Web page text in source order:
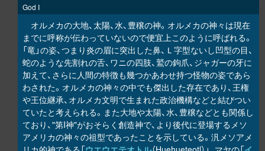
God I
オルメカの大地、太陽、水、豊穣の神。オルメカの神々は現在
までに呼称が伝わっていないので便宜上このように呼ばれる。
「竜」の姿、つまり炎の眉に突出した鼻、Ｌ字型ないし凹型の目、
蛇のような先割れの舌、ワニの四肢、鷲の鉤爪、ジャガーの牙に
加えて、さらに人間の特徴も幾つかあわせ持つ怪物の姿であら
わされた。オルメカの神々の中でも傑出した存在であり、王権
や王位継承、オルメカ文明で生まれた政治機構などと結びつい
ていたと考えられる。また大地や太陽、水、豊穣などとも関係し
ており、"第I神"がおそらく創造神で、より後代に登場するメソ
アメリカの神々の祖型であったことを示している。汎メソアメ